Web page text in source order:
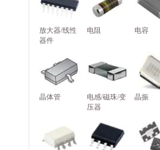
放大器/线性
器件
电阻 电容
晶体管
电感/磁珠/变
压器
晶振